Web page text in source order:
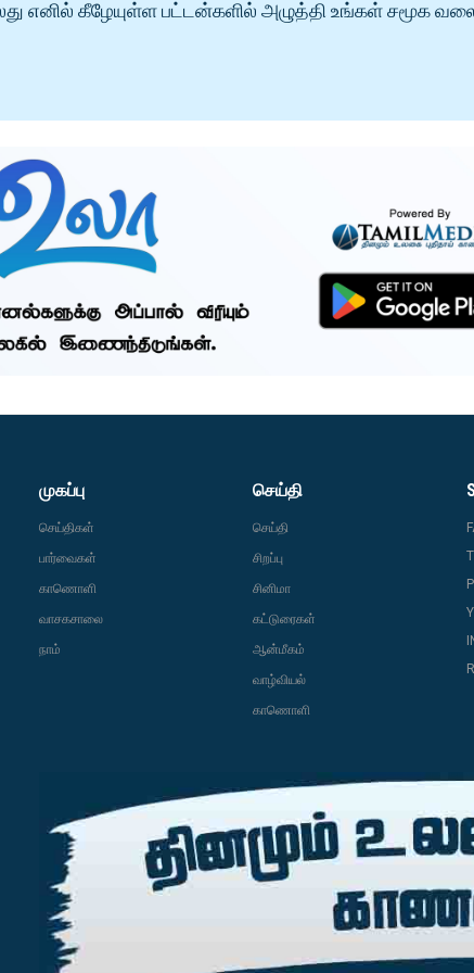
எனில் கீழேயுள்ள பட்டன்களில் அழுத்தி உங்கள் சமூக
முகப்பு
செய்திகள்
பார்வைகள்
காணொளி
வாசகசாலை
நாம்
செய்தி
செய்தி
சிறப்பு
சினிமா
கட்டுரைகள்
ஆன்மீகம்
வாழ்வியல்
காணொளி